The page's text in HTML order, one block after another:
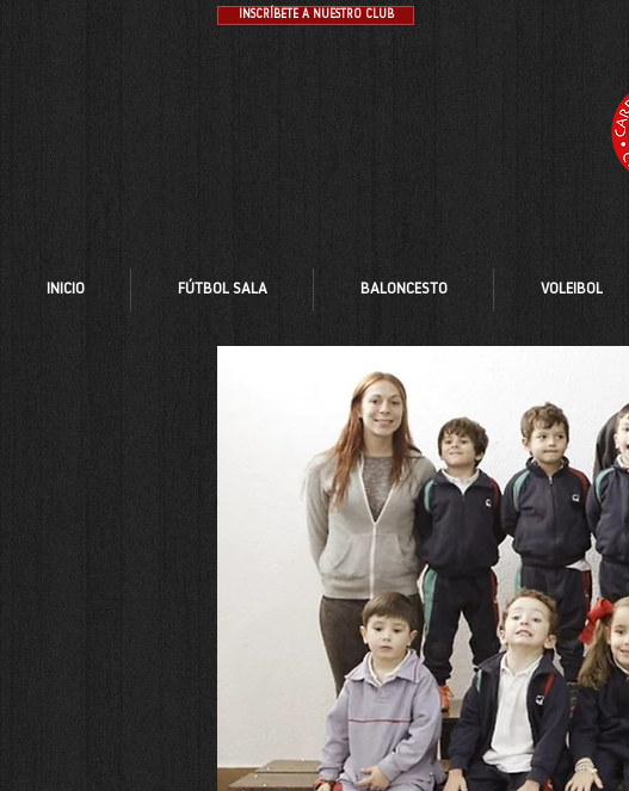
INSCRÍBETE A NUESTRO CLUB
INICIO FÚTBOL SALA BALONCESTO VOLEIBOL